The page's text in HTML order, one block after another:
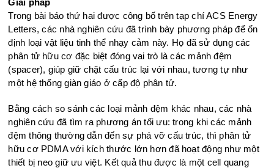
Giải pháp
Trong bài báo thứ hai được công bố trên tạp chí ACS Energy
Letters, các nhà nghiên cứu đã trình bày phương pháp để ổn
định loại vật liệu tinh thể nhạy cảm này. Họ đã sử dụng các
phân tử hữu cơ đặc biệt đóng vai trò là các mảnh đệm
(spacer), giúp giữ chặt cấu trúc lại với nhau, tương tự như
một hệ thống giàn giáo ở cấp độ phân tử.
Bằng cách so sánh các loại mảnh đệm khác nhau, các nhà
nghiên cứu đã tìm ra phương án tối ưu: trong khi các mảnh
đệm thông thường dẫn đến sự phá vỡ cấu trúc, thì phân tử
hữu cơ PDMA với kích thước lớn hơn đã hoạt động như một
thiết bị neo giữ ưu việt. Kết quả thu được là một cell quang